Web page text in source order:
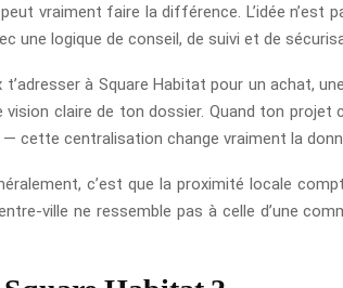
vraiment faire la différence. L’idée
une logique de conseil, de suivi et de
à Square Habitat pour un achat,
claire de ton dossier. Quand ton
cette centralisation change vraiment la
c’est que la proximité locale
ville ne ressemble pas à celle d’une